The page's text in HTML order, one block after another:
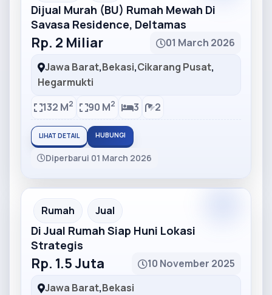
Dijual Murah (BU) Rumah Mewah Di
Savasa Residence, Deltamas
Rp. 2 Miliar
01 March 2026
Jawa Barat,Bekasi,Cikarang Pusat,
Hegarmukti
132 M2 90 M2 3 2
LIHAT DETAIL HUBUNGI
Diperbarui 01 March 2026
Partner Ad
Rumah Jual
Di Jual Rumah Siap Huni Lokasi
Strategis
Rp. 1.5 Juta
10 November 2025
Jawa Barat,Bekasi